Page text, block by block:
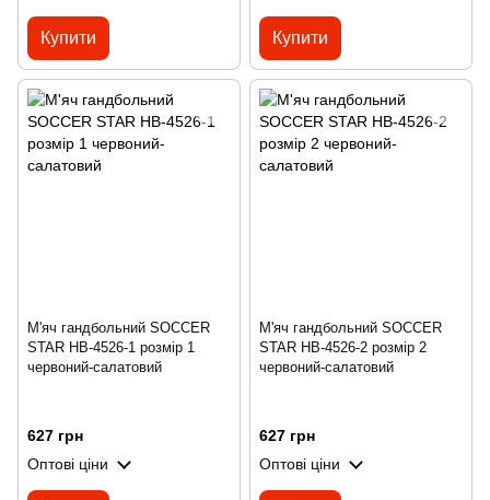
Купити Купити
М'яч гандбольний SOCCER
STAR HB-4526-1 розмір 1
червоний-салатовий
627 грн
Оптові ціни
М'яч гандбольний SOCCER
STAR HB-4526-2 розмір 2
червоний-салатовий
627 грн
Оптові ціни